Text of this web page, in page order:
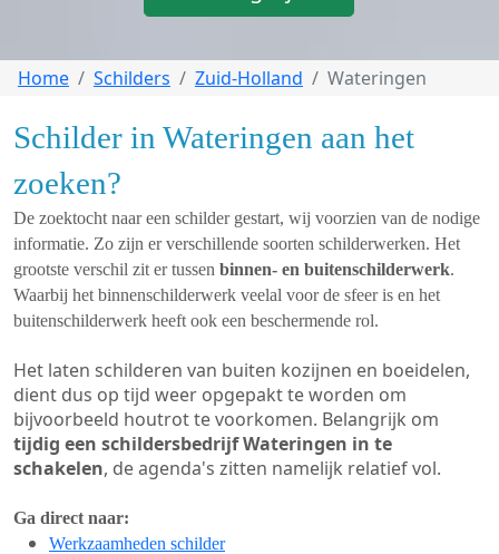
Home Schilders Zuid-Holland Wateringen
Schilder in Wateringen aan het
zoeken?
De zoektocht naar een schilder gestart, wij voorzien van de nodige
informatie. Zo zijn er verschillende soorten schilderwerken. Het
grootste verschil zit er tussen binnen- en buitenschilderwerk.
Waarbij het binnenschilderwerk veelal voor de sfeer is en het
buitenschilderwerk heeft ook een beschermende rol.
Het laten schilderen van buiten kozijnen en boeidelen,
dient dus op tijd weer opgepakt te worden om
bijvoorbeeld houtrot te voorkomen. Belangrijk om
tijdig een schildersbedrijf Wateringen in te
schakelen, de agenda's zitten namelijk relatief vol.
Ga direct naar:
Werkzaamheden schilder